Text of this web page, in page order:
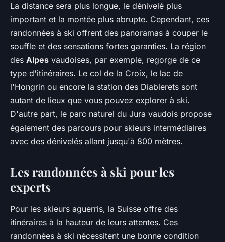
La distance sera plus longue, le dénivelé plus
important et la montée plus abrupte. Cependant, ces
randonnées à ski offrent des panoramas à couper le
souffle et des sensations fortes garanties. La région
des Alpes vaudoises, par exemple, regorge de ce
type d'itinéraires. Le col de la Croix, le lac de
l'Hongrin ou encore la station des Diablerets sont
autant de lieux que vous pouvez explorer à ski.
D'autre part, le parc naturel du Jura vaudois propose
également des parcours pour skieurs intermédiaires
avec des dénivelés allant jusqu'à 800 mètres.
Les randonnées à ski pour les
experts
Pour les skieurs aguerris, la Suisse offre des
itinéraires à la hauteur de leurs attentes. Ces
randonnées à ski nécessitent une bonne condition